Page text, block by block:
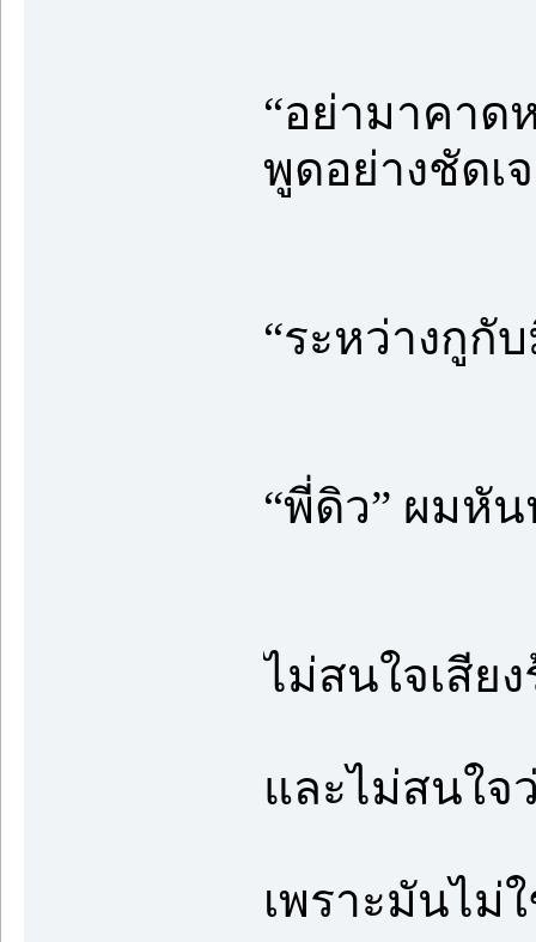
“อย่ามาคาด
พูดอย่างชัดเ
“ระหว่างกูกั
“พี่ดิว” ผมหั
ไม่สนใจเสียง
และไม่สนใจ
เพราะมันไม่